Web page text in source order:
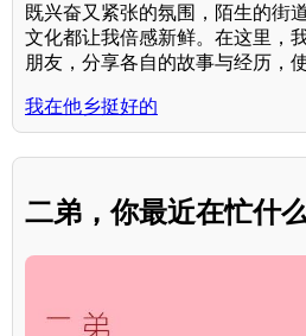
既兴奋又紧张的氛围，陌生的街
文化都让我倍感新鲜。在这里，
朋友，分享各自的故事与经历，
我在他乡挺好的
二弟，你最近在忙什